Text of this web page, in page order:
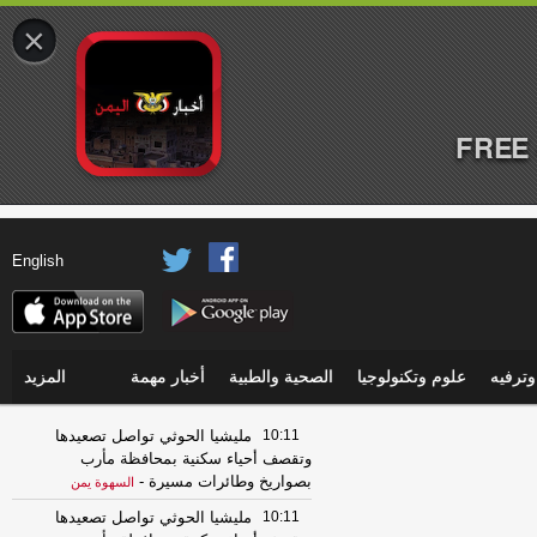
English
علوم وتكنولوجيا الصحية والطبية أخبار مهمة المزيد
10:11
مليشيا الحوثي تواصل تصعيدها
وتقصف أحياء سكنية بمحافظة مأرب
بصواريخ وطائرات مسيرة - السهوة يمن
10:11
مليشيا الحوثي تواصل تصعيدها
×